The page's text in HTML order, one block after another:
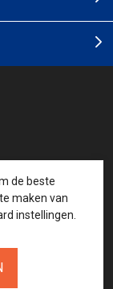
de beste
maken van
instellingen.